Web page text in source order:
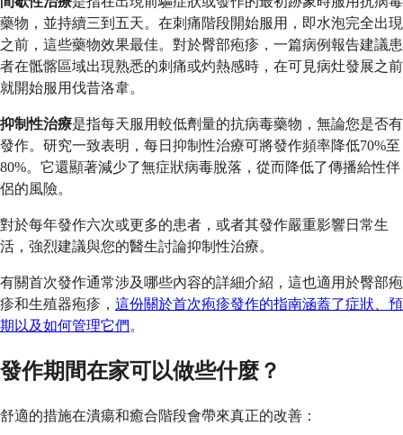
藥物，並持續三到五天。在刺痛階段開始服用，即水泡完全出現
之前，這些藥物效果最佳。對於臀部疱疹，一篇病例報告建議患
者在骶髂區域出現熟悉的刺痛或灼熱感時，在可見病灶發展之前
就開始服用伐昔洛韋。
抑制性治療是指每天服用較低劑量的抗病毒藥物，無論您是否有
發作。研究一致表明，每日抑制性治療可將發作頻率降低70%至
80%。它還顯著減少了無症狀病毒脫落，從而降低了傳播給性伴
侶的風險。
對於每年發作六次或更多的患者，或者其發作嚴重影響日常生
活，強烈建議與您的醫生討論抑制性治療。
有關首次發作通常涉及哪些內容的詳細介紹，這也適用於臀部疱
疹和生殖器疱疹， 這份關於首次疱疹發作的指南涵蓋了症狀、預
期以及如何管理它們 。
發作期間在家可以做些什麼？
舒適的措施在潰瘍和癒合階段會帶來真正的改善：